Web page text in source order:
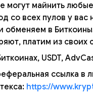
могут майнить
со всех пулов у вас
обменяем в
платим из своих
USDT,
ссылка в
https://